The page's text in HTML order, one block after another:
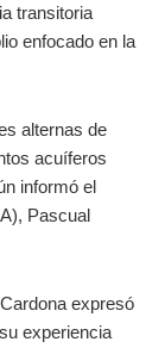
transitoria
enfocado en la
alternas de
acuíferos
informó el
Pascual
expresó
experiencia